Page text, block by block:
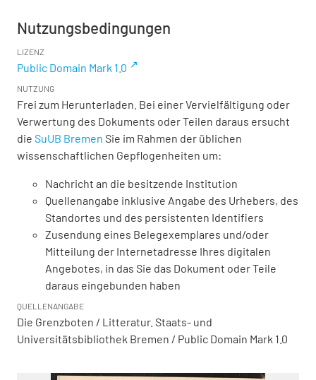
Nutzungsbedingungen
LIZENZ
Public Domain Mark 1.0
NUTZUNG
Frei zum Herunterladen. Bei einer Vervielfältigung oder
Verwertung des Dokuments oder Teilen daraus ersucht
die SuUB Bremen Sie im Rahmen der üblichen
wissenschaftlichen Gepflogenheiten um:
Nachricht an die besitzende Institution
Quellenangabe inklusive Angabe des Urhebers, des
Standortes und des persistenten Identifiers
Zusendung eines Belegexemplares und/oder
Mitteilung der Internetadresse Ihres digitalen
Angebotes, in das Sie das Dokument oder Teile
daraus eingebunden haben
QUELLENANGABE
Die Grenzboten / Litteratur. Staats- und
Universitätsbibliothek Bremen / Public Domain Mark 1.0